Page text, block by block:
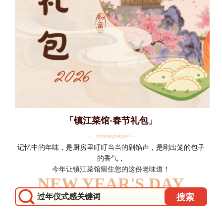
「镇江菜馆·春节礼包」
— zhenjiangcaiguan —
记忆中的年味，是厨房里叮叮当当的剁馅声，是刚出笼的包子
的香气，
今年让镇江菜馆留住您的这份老味道！
NEW YEAR'S DAY
过年仪式感关键词 搜索